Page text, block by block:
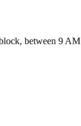
between 9